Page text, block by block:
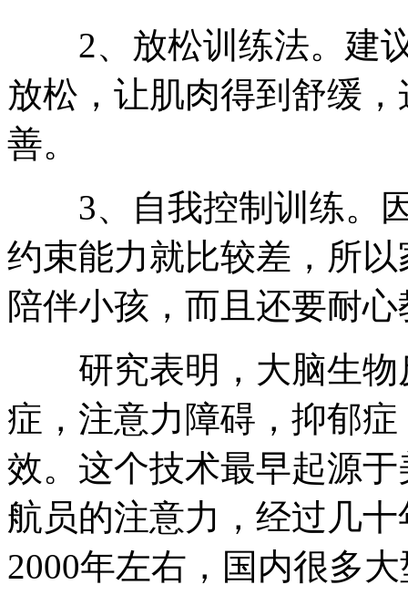
2、放松训练法。建议
放松，让肌肉得到舒缓
善。
3、自我控制训练。因
约束能力就比较差，所
陪伴小孩，而且还要耐
研究表明，大脑生物
症，注意力障碍，抑郁
效。这个技术最早起源
航员的注意力，经过几
2000年左右，国内很多